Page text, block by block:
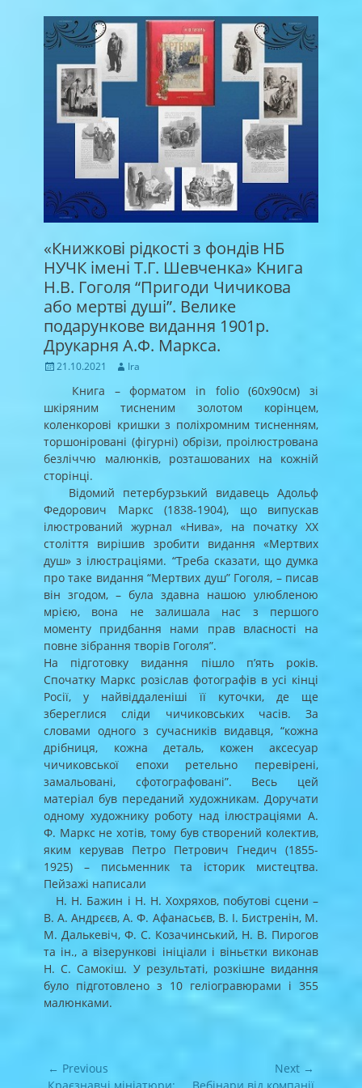
«Книжкові рідкості з фондів НБ
НУЧК імені Т.Г. Шевченка» Книга
Н.В. Гоголя “Пригоди Чичикова
або мертві душі”. Велике
подарункове видання 1901р.
Друкарня А.Ф. Маркса.
Posted
21.10.2021 Author
Ira
Книга – форматом in folio (60х90см) зі
шкіряним тисненим золотом корінцем,
коленкорові кришки з поліхромним тисненням,
торшоніровані (фігурні) обрізи, проілюстрована
безліччю малюнків, розташованих на кожній
сторінці.
Відомий петербурзький видавець Адольф
Федорович Маркс (1838-1904), що випускав
ілюстрований журнал «Нива», на початку XX
століття вирішив зробити видання «Мертвих
душ» з ілюстраціями. “Треба сказати, що думка
про таке видання “Мертвих душ” Гоголя, – писав
він згодом, – була здавна нашою улюбленою
мрією, вона не залишала нас з першого
моменту придбання нами прав власності на
повне зібрання творів Гоголя”.
На підготовку видання пішло п’ять років.
Спочатку Маркс розіслав фотографів в усі кінці
Росії, у найвіддаленіші її куточки, де ще
збереглися сліди чичиковських часів. За
словами одного з сучасників видавця, “кожна
дрібниця, кожна деталь, кожен аксесуар
чичиковської епохи ретельно перевірені,
замальовані, сфотографовані”. Весь цей
матеріал був переданий художникам. Доручати
одному художнику роботу над ілюстраціями А.
Ф. Маркс не хотів, тому був створений колектив,
яким керував Петро Петрович Гнедич (1855-
1925) – письменник та історик мистецтва.
Пейзажі написали
Н. Н. Бажин і Н. Н. Хохряхов, побутові сцени –
В. А. Андрєєв, А. Ф. Афанасьєв, В. І. Бистренін, М.
М. Далькевіч, Ф. С. Козачинський, Н. В. Пирогов
та ін., а візерункові ініціали і віньєтки виконав
Н. С. Самокіш. У результаті, розкішне видання
було підготовлено з 10 геліогравюрами і 355
малюнками.
Навігація
← Previous
Previous
Next →
Next